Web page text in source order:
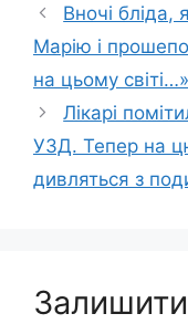
Вночі бліда,
Марію і
на цьому світі…»
Лікарі
УЗД. Тепер на
дивляться з